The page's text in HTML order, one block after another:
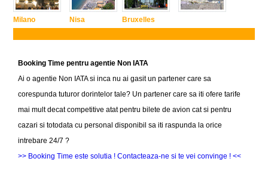
Milano Nisa Bruxelles
Booking Time pentru agentie Non IATA
Ai o agentie Non IATA si inca nu ai gasit un partener care sa
corespunda tuturor dorintelor tale? Un partener care sa iti ofere tarife
mai mult decat competitive atat pentru bilete de avion cat si pentru
cazari si totodata cu personal disponibil sa iti raspunda la orice
intrebare 24/7 ?
>> Booking Time este solutia ! Contacteaza-ne si te vei convinge ! <<